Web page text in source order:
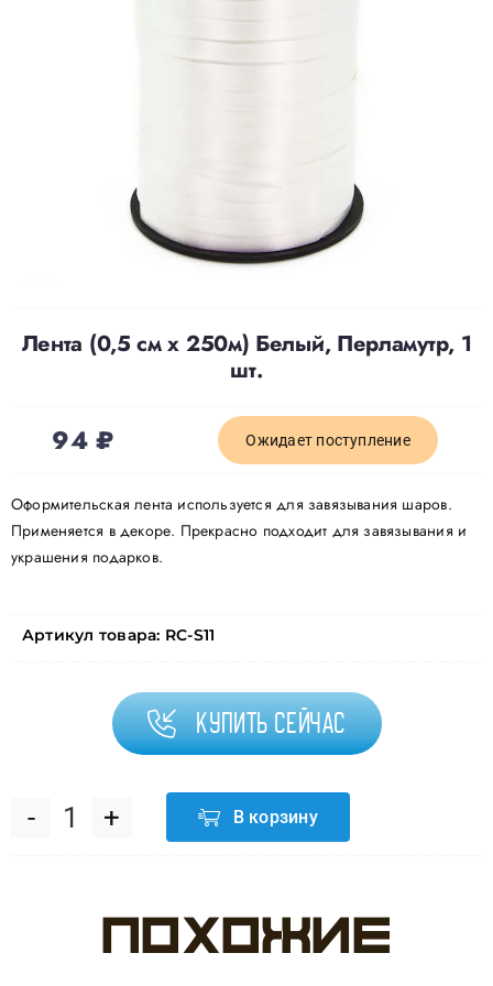
Политика конфиденциальности
Лента (0,5 см х 250м) Белый, Перламутр, 1
шт.
94₽ Ожидает поступление
Оформительская лента используется для завязывания шаров.
Применяется в декоре. Прекрасно подходит для завязывания и
украшения подарков.
Артикул товара: RC-S11
Купить сейчас
Количество
Лента
В корзину
Похожие